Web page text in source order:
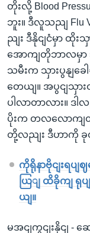
တိုးလို့ Blood
ဘူး။ ဒီလူသညျ Flu
ညျး ဒီနိုငျငံမှာ ထို
အောကျတိုဘာလမှာ
သမီးက သှားပွနျခ
တေယျ။ အပွငျသှာ
ပါလာတာလား။ ဒါ
ပိုးက တလလောကျထိ
တို့လညျး ဒီဟာကို
ကိုရိုနာဗိုငျးရပ
ယြျ ထိခိုကျ ရုပ
ယျ။
မအငျကွငျးနိုငျ -